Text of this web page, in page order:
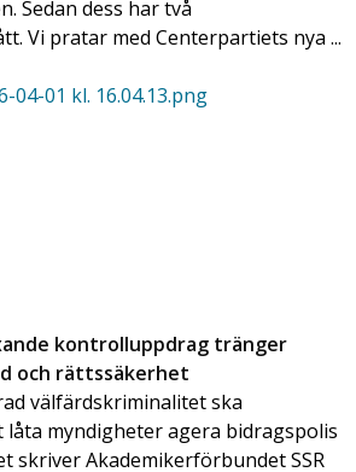
Sedan dess har två
Vi pratar med Centerpartiets nya ...
kontrolluppdrag tränger
och rättssäkerhet
välfärdskriminalitet ska
låta myndigheter agera bidragspolis
skriver Akademikerförbundet SSR